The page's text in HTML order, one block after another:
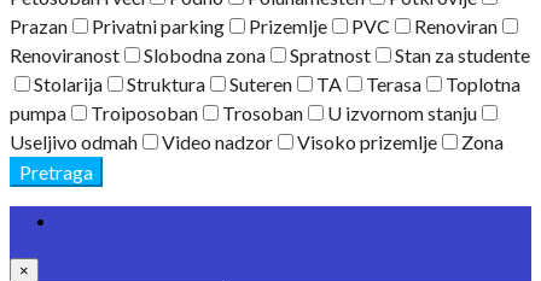
Prazan
Privatni parking Prizemlje PVC
Renoviran
Renoviranost
Slobodna zona Spratnost
Stan za studente
Stolarija
Struktura Suteren TA Terasa
Toplotna
pumpa
Troiposoban Trosoban
U izvornom stanju
Useljivo odmah
Video nadzor Visoko prizemlje
Zona
Pretraga
×